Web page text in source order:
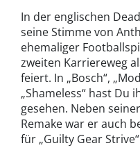
In der englischen
seine Stimme von
ehemaliger
zweiten Karriereweg
feiert. In „Bosch“,
„Shameless“ hast Du
gesehen. Neben
Remake war er auch
für „Guilty Gear